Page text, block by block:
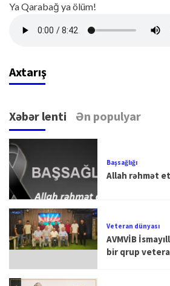
Ya Qarabağ ya ölüm!
Axtarış
Xəbər lenti Ən populyar
Başsağlığı
Allah rəhmət
Veteran dünyası
AVMVİB
bir qrup